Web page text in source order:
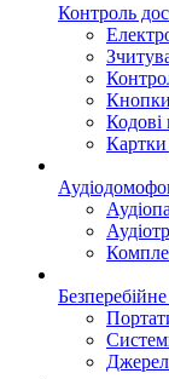
Контроль
Кодові
Картки